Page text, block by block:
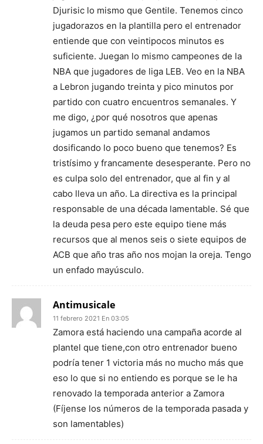
Djurisic lo mismo que Gentile. Tenemos cinco
jugadorazos en la plantilla pero el entrenador
entiende que con veintipocos minutos es
suficiente. Juegan lo mismo campeones de la
NBA que jugadores de liga LEB. Veo en la NBA
a Lebron jugando treinta y pico minutos por
partido con cuatro encuentros semanales. Y
me digo, ¿por qué nosotros que apenas
jugamos un partido semanal andamos
dosificando lo poco bueno que tenemos? Es
tristísimo y francamente desesperante. Pero no
es culpa solo del entrenador, que al fin y al
cabo lleva un año. La directiva es la principal
responsable de una década lamentable. Sé que
la deuda pesa pero este equipo tiene más
recursos que al menos seis o siete equipos de
ACB que año tras año nos mojan la oreja. Tengo
un enfado mayúsculo.
Antimusicale
11 febrero 2021 En 03:05
Zamora está haciendo una campaña acorde al
plantel que tiene,con otro entrenador bueno
podría tener 1 victoria más no mucho más que
eso lo que si no entiendo es porque se le ha
renovado la temporada anterior a Zamora
(Fíjense los números de la temporada pasada y
son lamentables)